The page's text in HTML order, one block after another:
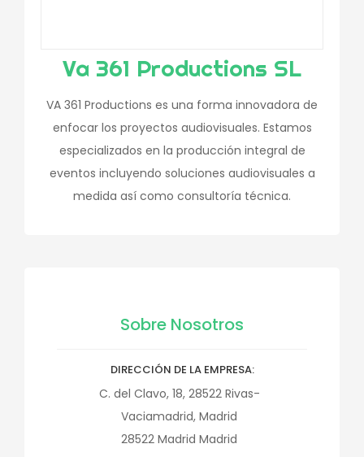
Va 361 Productions SL
VA 361 Productions es una forma innovadora de
enfocar los proyectos audiovisuales. Estamos
especializados en la producción integral de
eventos incluyendo soluciones audiovisuales a
medida así como consultoría técnica.
Sobre Nosotros
DIRECCIÓN DE LA EMPRESA
C. del Clavo, 18, 28522 Rivas-
Vaciamadrid, Madrid
28522 Madrid Madrid